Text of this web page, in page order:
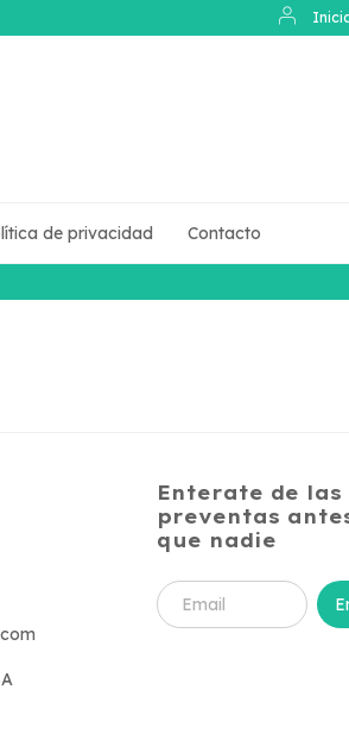
de privacidad Contacto
Enterate de las
preventas
que nadie